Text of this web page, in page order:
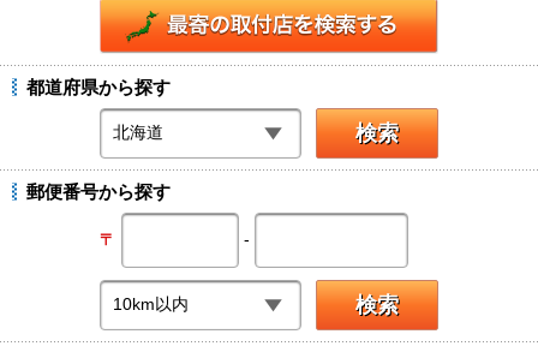
都道府県から探す
郵便番号から探す
〒 -